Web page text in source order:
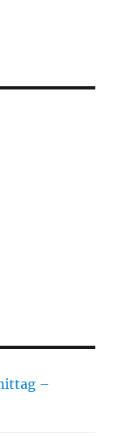
–